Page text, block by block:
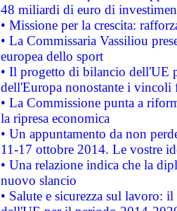
48 miliardi di euro di
• Missione per la crescita:
• La Commissaria Vassiliou
europea dello sport
• Il progetto di bilancio dell'UE
dell'Europa nonostante i vincoli
• La Commissione punta a
la ripresa economica
• Un appuntamento da non
11-17 ottobre 2014. Le vostre
• Una relazione indica che la
nuovo slancio
• Salute e sicurezza sul lavoro: